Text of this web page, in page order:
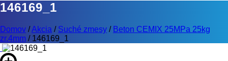
146169_1
Domov /Akcia / Suché zmesy / Beton CEMIX 25MPa 25kg
zr.4mm / 146169_1